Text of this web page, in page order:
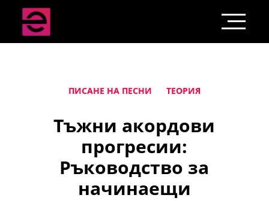
ПИСАНЕ НА ПЕСНИ ТЕОРИЯ
Тъжни акордови
прогресии:
Ръководство за
начинаещи